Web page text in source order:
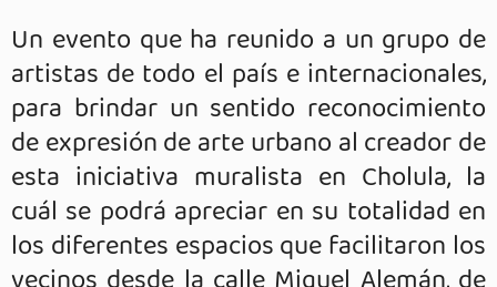
Un evento que ha reunido a un grupo de
artistas de todo el país e internacionales,
para brindar un sentido reconocimiento
de expresión de arte urbano al creador de
esta iniciativa muralista en Cholula, la
cuál se podrá apreciar en su totalidad en
los diferentes espacios que facilitaron los